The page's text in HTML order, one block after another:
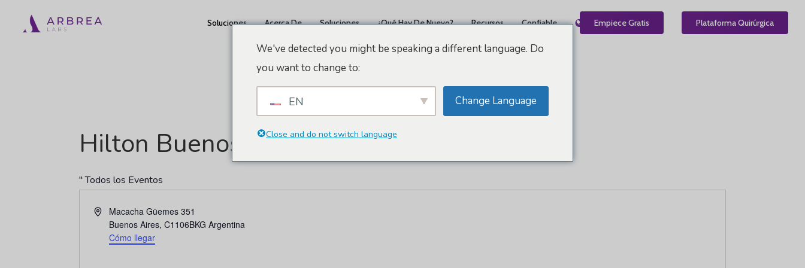
Soluciones Acerca De Soluciones ¿Qué Hay De Nuevo? Recursos Confiable ES
Empiece Gratis Plataforma Quirúrgica
Hilton Buenos Aires
" Todos los Eventos
Dirección
Macacha Güemes 351
Buenos Aires, C1106BKG Argentina
Cómo llegar
We've detected you might be speaking a different language. Do
you want to change to:
EN Change Language
Close and do not switch language